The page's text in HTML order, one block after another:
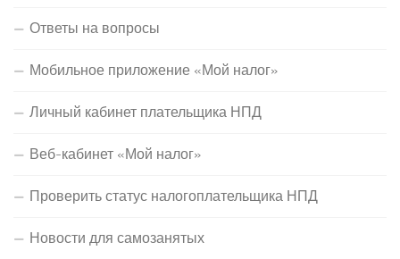
Ответы на вопросы
Мобильное приложение «Мой налог»
Личный кабинет плательщика НПД
Веб-кабинет «Мой налог»
Проверить статус налогоплательщика НПД
Новости для самозанятых